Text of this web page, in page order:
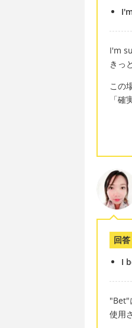
I'm
きっ
この
「確
回答
I
"Bet"
使用